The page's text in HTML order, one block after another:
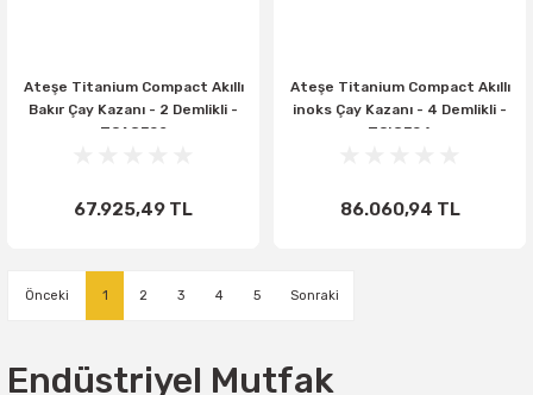
Ateşe Titanium Compact Akıllı
Bakır Çay Kazanı - 2 Demlikli -
TCAGE02
67.925,49 TL
Ateşe Titanium Compact Akıllı
inoks Çay Kazanı - 4 Demlikli -
TCIGE04
86.060,94 TL
1 2 3 4 5
Endüstriyel Mutfak